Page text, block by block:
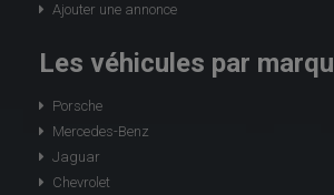
Ajouter une annonce
Les véhicules par
Porsche
Mercedes-Benz
Jaguar
Chevrolet